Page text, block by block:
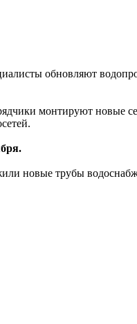
обновляют
монтируют новые
новые трубы